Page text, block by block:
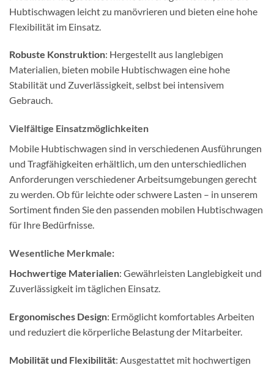
Hubtischwagen leicht zu manövrieren und bieten eine hohe
Flexibilität im Einsatz.
Robuste Konstruktion: Hergestellt aus langlebigen
Materialien, bieten mobile Hubtischwagen eine hohe
Stabilität und Zuverlässigkeit, selbst bei intensivem
Gebrauch.
Vielfältige Einsatzmöglichkeiten
Mobile Hubtischwagen sind in verschiedenen Ausführungen
und Tragfähigkeiten erhältlich, um den unterschiedlichen
Anforderungen verschiedener Arbeitsumgebungen gerecht
zu werden. Ob für leichte oder schwere Lasten – in unserem
Sortiment finden Sie den passenden mobilen Hubtischwagen
für Ihre Bedürfnisse.
Wesentliche Merkmale:
Hochwertige Materialien: Gewährleisten Langlebigkeit und
Zuverlässigkeit im täglichen Einsatz.
Ergonomisches Design: Ermöglicht komfortables Arbeiten
und reduziert die körperliche Belastung der Mitarbeiter.
Mobilität und Flexibilität: Ausgestattet mit hochwertigen